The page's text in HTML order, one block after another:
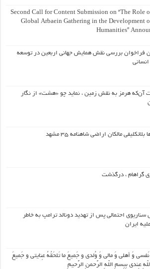
Second Call for Content Submission on “The Role
Global Arbaein Gathering in the Development
Humanities”
فراخوان بررسی نقش همایش جهانی اربعین در توسعه
آن‌که هرمز به نقش زمین ، نماید چو «هشت» از نگار
مالکان اراضی شاهنامه ۳۵ مشهد
گراهام ، درگذشت
سناریوی احتمالی پس از تهدید دونالد ترامپ به خاطر
ایران
نَفسی وَ أهلی وَ مالی وَ وُلدی و جَمیعَ ما تَلحَقُهُ عِنایتی و جَمیعَ
عِندی بِبِسمِ اللّهِ الرَّحمنِ الرَّحیمِ